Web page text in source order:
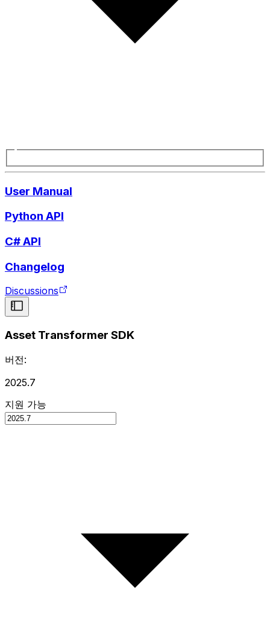
User Manual
Python API
C# API
Changelog
Discussions
Asset Transformer SDK
버전:
2025.7
지원 가능